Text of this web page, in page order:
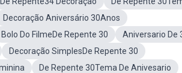
Decoração Aniversário 30Anos
Bolo Do FilmeDe Repente 30
Aniversario De
Decoração SimplesDe Repente 30
De Repente 30Tema De Anivesario